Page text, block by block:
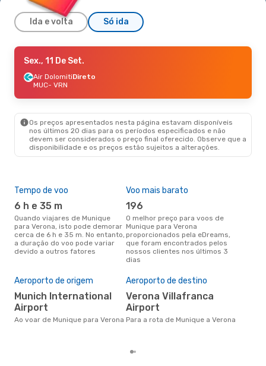
Ida e volta Só ida
Sex., 11 De Set.
LufthansaDireto
MUC- VRN
VRN- MUC
Sex., 11 De Set.
Air DolomitiDireto
MUC- VRN
Os preços apresentados nesta página estavam disponíveis
nos últimos 20 dias para os períodos especificados e não
devem ser considerados o preço final oferecido. Observe que a
disponibilidade e os preços estão sujeitos a alterações.
Tempo de voo
6 h e 35 m
Quando viajares de Munique
para Verona, isto pode demorar
cerca de 6 h e 35 m. No entanto,
a duração do voo pode variar
devido a outros fatores
Voo mais barato
196
O melhor preço para voos de
Munique para Verona
proporcionados pela eDreams,
que foram encontrados pelos
nossos clientes nos últimos 3
dias
Aeroporto de origem
Munich International
Airport
Ao voar de Munique para Verona
Aeroporto de destino
Verona Villafranca
Airport
Para a rota de Munique a Verona